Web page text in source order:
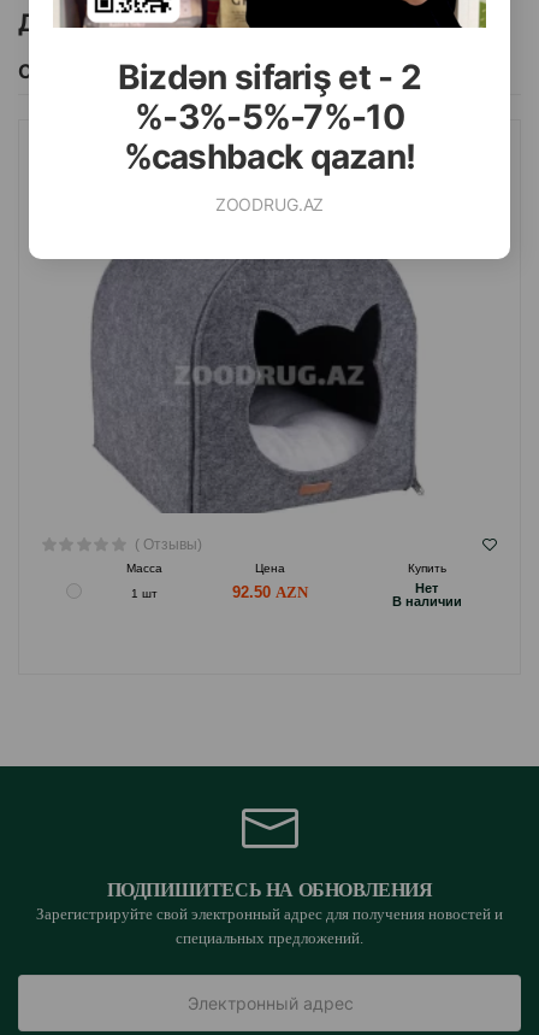
Bizdən sifariş et - 2
%-3%-5%-7%-10
%cashback qazan!
ZOODRUG.AZ
Другие товоры бренда
Смотреть Все
КОШАЧИЙ ДОМИК AMIPLAY. ЦВЕТ: СЕРЫЙ. РАЗМЕР: 33Х42Х36
( Отзывы)
Масса Цена
Купить
1 шт
92.50
Hет
B наличии
ПОДПИШИТЕСЬ НА ОБНОВЛЕНИЯ
Зарегистрируйте свой электронный адрес для получения новостей и
специальных предложений.